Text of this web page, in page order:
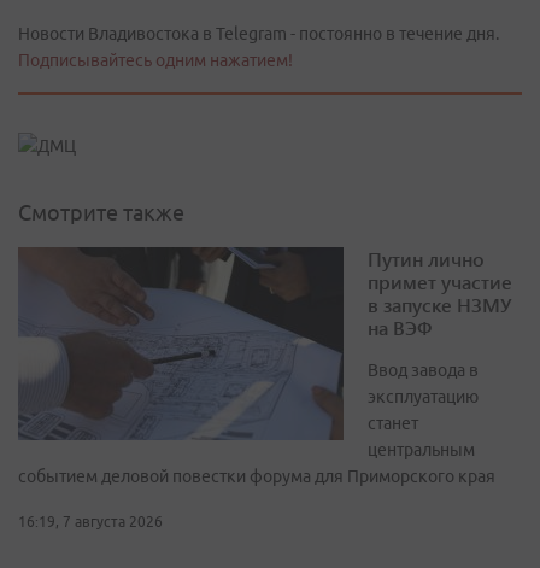
Новости Владивостока в Telegram - постоянно в течение дня.
Подписывайтесь одним нажатием!
Смотрите также
Путин лично
примет участие
в запуске НЗМУ
на ВЭФ
Ввод завода в
эксплуатацию
станет
центральным
событием деловой повестки форума для Приморского края
16:19, 7 августа 2026